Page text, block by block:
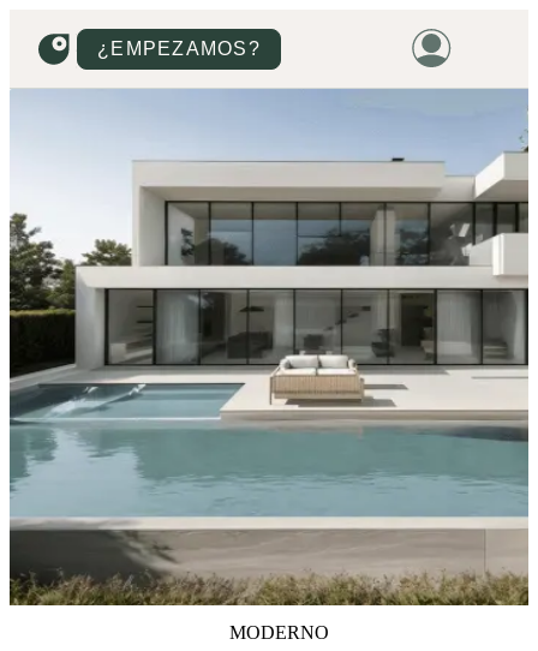
¿EMPEZAMOS?
VIVIENDAS
TERRENOS
PROMOCIONES
PROYECTOS
PRECIOS
MODERNO